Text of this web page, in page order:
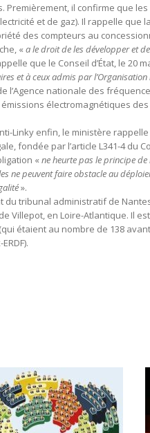
Premièrement, il confirme que
et de gaz). Il rappelle que
des compteurs au
« a le droit de les développer et
que le Conseil d’État, le 20
et à ceux admis par
l’Agence nationale des
électromagnétiques
Linky enfin, le ministère
fondée par l’article L341-4 du
« ne heurte pas le principe
ne peuvent faire obstacle au
».
du tribunal administratif de
Villepot, en Loire-Atlantique. Il
étaient au nombre de 138